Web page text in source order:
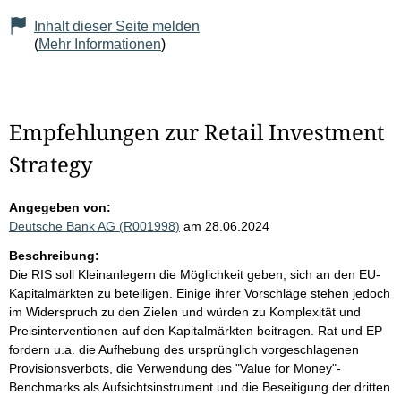
Inhalt dieser Seite melden
(Mehr Informationen)
Empfehlungen zur Retail Investment
Strategy
Angegeben von:
Deutsche Bank AG (R001998) am 28.06.2024
Beschreibung:
Die RIS soll Kleinanlegern die Möglichkeit geben, sich an den EU-
Kapitalmärkten zu beteiligen. Einige ihrer Vorschläge stehen jedoch
im Widerspruch zu den Zielen und würden zu Komplexität und
Preisinterventionen auf den Kapitalmärkten beitragen. Rat und EP
fordern u.a. die Aufhebung des ursprünglich vorgeschlagenen
Provisionsverbots, die Verwendung des "Value for Money"-
Benchmarks als Aufsichtsinstrument und die Beseitigung der dritten